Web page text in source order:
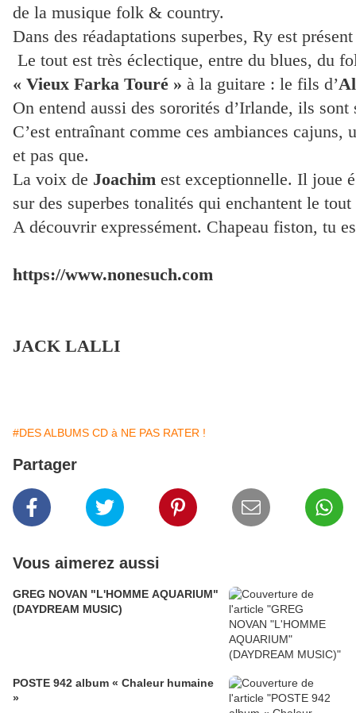
de la musique folk & country.
Dans des réadaptations superbes, Ry est
« Vieux Farka Touré » à la guitare : le fils d’
On entend aussi des sororités d’Irlande, ils
C’est entraînant comme ces ambiances
et pas que.
La voix de Joachim est exceptionnelle. Il joue
sur des superbes tonalités qui enchantent le
JACK LALLI
#DES ALBUMS CD à NE PAS RATER !
Partager
Vous aimerez aussi
GREG NOVAN "L'HOMME AQUARIUM"
(DAYDREAM MUSIC)
POSTE 942 album « Chaleur humaine
»